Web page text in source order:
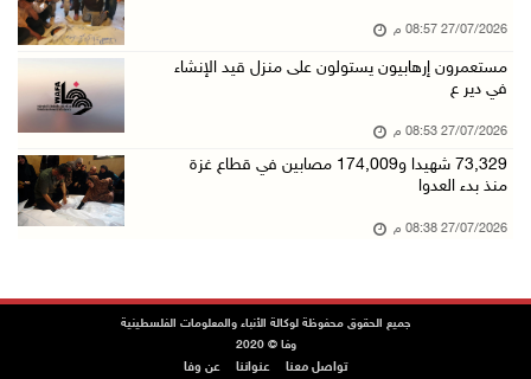
27/07/2026 08:57 م
مستعمرون إرهابيون يستولون على منزل قيد الإنشاء
في دير ع
27/07/2026 08:53 م
73,329 شهيدا و174,009 مصابين في قطاع غزة
منذ بدء العدوا
27/07/2026 08:38 م
جميع الحقوق محفوظة لوكالة الأنباء والمعلومات الفلسطينية
وفا © 2020
تواصل معنا عنواننا عن وفا